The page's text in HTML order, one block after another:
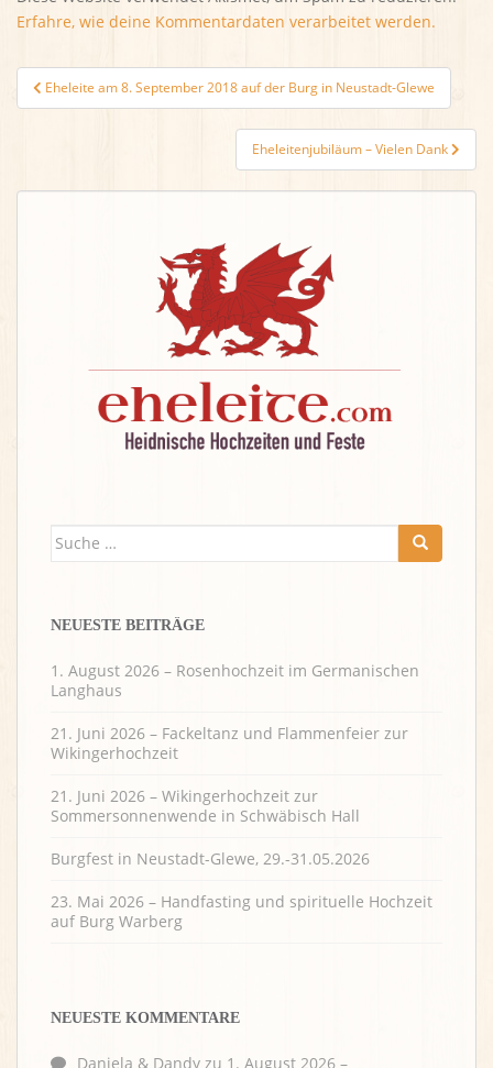
Erfahre, wie deine Kommentardaten verarbeitet werden.
Beitragsnavigation
Eheleite am 8. September 2018 auf der Burg in Neustadt-Glewe
Eheleitenjubiläum – Vielen Dank
Suche
NEUESTE BEITRÄGE
1. August 2026 – Rosenhochzeit im Germanischen
Langhaus
21. Juni 2026 – Fackeltanz und Flammenfeier zur
Wikingerhochzeit
21. Juni 2026 – Wikingerhochzeit zur
Sommersonnenwende in Schwäbisch Hall
Burgfest in Neustadt-Glewe, 29.-31.05.2026
23. Mai 2026 – Handfasting und spirituelle Hochzeit
auf Burg Warberg
NEUESTE KOMMENTARE
Daniela & Dandy zu 1. August 2026 –